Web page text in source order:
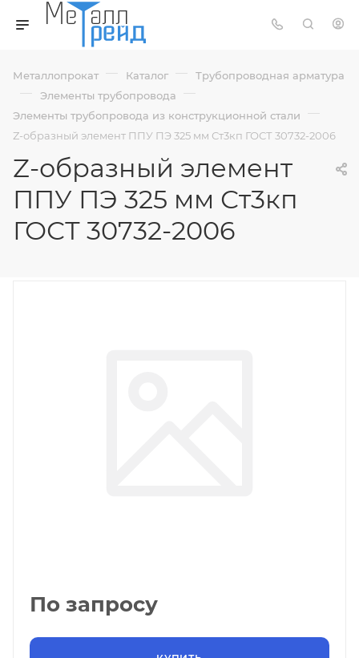
Металлопрокат — Каталог — Трубопроводная арматура
— Элементы трубопровода —
Элементы трубопровода из конструкционной стали —
Z-образный элемент ППУ ПЭ 325 мм Ст3кп ГОСТ 30732-2006
Z-образный элемент
ППУ ПЭ 325 мм Ст3кп
ГОСТ 30732-2006
По запросу